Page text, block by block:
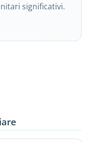
significativi.